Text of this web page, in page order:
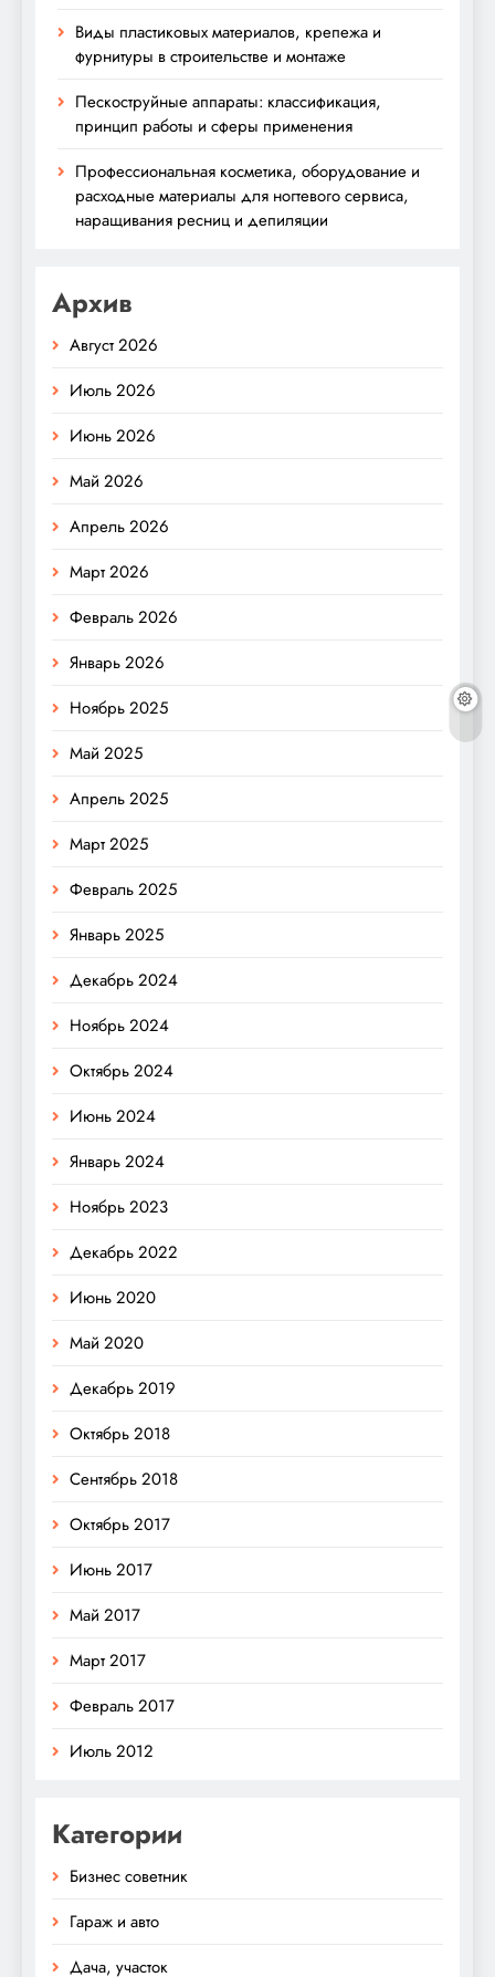
Виды пластиковых материалов, крепежа и
фурнитуры в строительстве и монтаже
Пескоструйные аппараты: классификация,
принцип работы и сферы применения
Профессиональная косметика, оборудование и
расходные материалы для ногтевого сервиса,
наращивания ресниц и депиляции
Архив
Август 2026
Июль 2026
Июнь 2026
Май 2026
Апрель 2026
Март 2026
Февраль 2026
Январь 2026
Ноябрь 2025
Май 2025
Апрель 2025
Март 2025
Февраль 2025
Январь 2025
Декабрь 2024
Ноябрь 2024
Октябрь 2024
Июнь 2024
Январь 2024
Ноябрь 2023
Декабрь 2022
Июнь 2020
Май 2020
Декабрь 2019
Октябрь 2018
Сентябрь 2018
Октябрь 2017
Июнь 2017
Май 2017
Март 2017
Февраль 2017
Июль 2012
Категории
Бизнес советник
Гараж и авто
Дача, участок